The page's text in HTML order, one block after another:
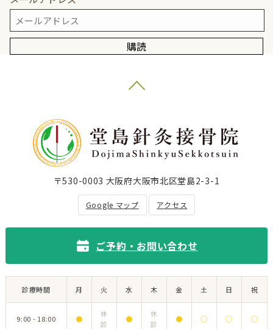
購読
〒530-0003 大阪府大阪市北区堂島2-3-1
Google マップ アクセス
ご予約・お問い合わせ
診療時間 月 火 水 木 金 土 日 祝
9:00 - 18:00 ●
休
診
●
休
診
● ◯ ◯ ◯